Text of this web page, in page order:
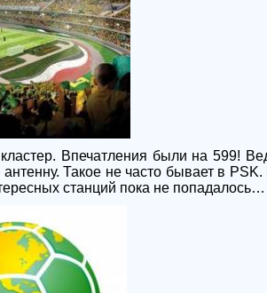
Впечатления были на 599!
Такое не часто бывает в PSK.
станций пока не попадалось…